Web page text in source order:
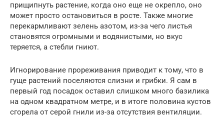
прищипнуть растение, когда оно еще не окрепло, оно
может просто остановиться в росте. Также многие
перекармливают зелень азотом, из-за чего листья
становятся огромными и водянистыми, но вкус
теряется, а стебли гниют.
Игнорирование прореживания приводит к тому, что в
гуще растений поселяются слизни и грибки. Я сам в
первый год посадок оставил слишком много базилика
на одном квадратном метре, и в итоге половина кустов
сгорела от серой гнили из-за отсутствия вентиляции.